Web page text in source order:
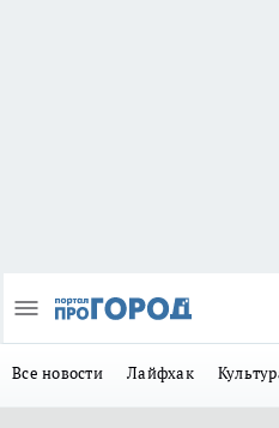
Все новости Лайфхак